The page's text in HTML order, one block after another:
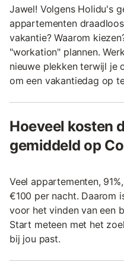
Jawel! Volgens Holidu's
appartementen
vakantie? Waarom
"workation" plannen.
nieuwe plekken terwijl je
om een vakantiedag op
Hoeveel kosten
gemiddeld op
Veel appartementen,
€100 per nacht. Daarom
voor het vinden van een
Start meteen met het
bij jou past.